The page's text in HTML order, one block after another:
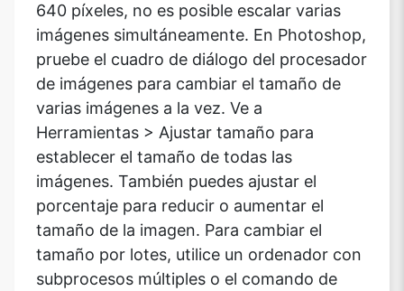
640 píxeles, no es posible escalar varias
imágenes simultáneamente. En Photoshop,
pruebe el cuadro de diálogo del procesador
de imágenes para cambiar el tamaño de
varias imágenes a la vez. Ve a
Herramientas > Ajustar tamaño para
establecer el tamaño de todas las
imágenes. También puedes ajustar el
porcentaje para reducir o aumentar el
tamaño de la imagen. Para cambiar el
tamaño por lotes, utilice un ordenador con
subprocesos múltiples o el comando de